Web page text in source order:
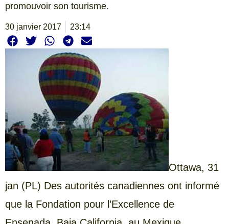
promouvoir son tourisme.
30 janvier 2017 23:14
Ottawa, 31
jan (PL) Des autorités canadiennes ont informé
que la Fondation pour l’Excellence de